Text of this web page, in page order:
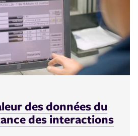
des données du
des interactions